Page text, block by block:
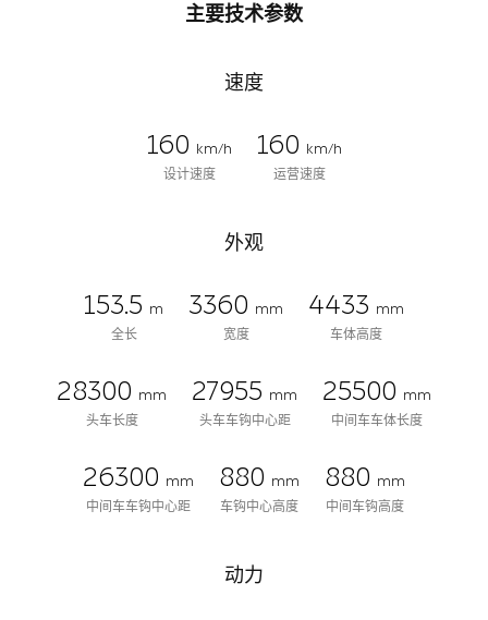
主要技术参数
速度
160 km/h
设计速度
160 km/h
运营速度
外观
153.5 m
全长
3360 mm
宽度
4433 mm
车体高度
28300 mm
头车长度
27955 mm
头车车钩中心距
25500 mm
中间车车体长度
26300 mm
中间车车钩中心距
880 mm
车钩中心高度
880 mm
中间车钩高度
动力